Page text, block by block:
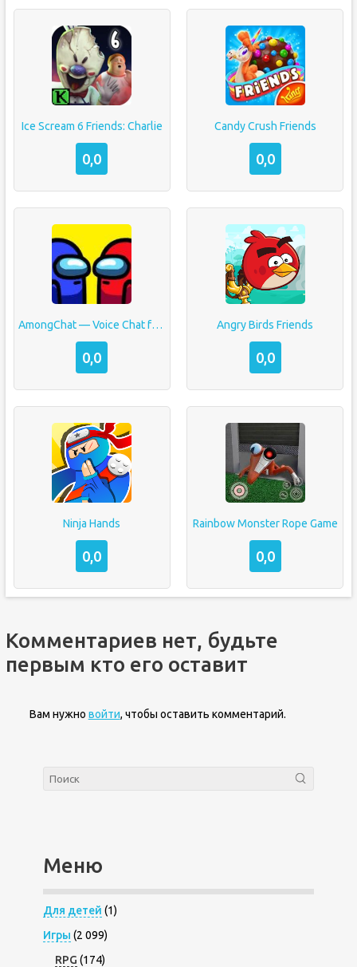
Ice Scream 6 Friends: Charlie
0,0
Candy Crush Friends
0,0
AmongChat — Voice Chat for Among Us Friends
0,0
Angry Birds Friends
0,0
Ninja Hands
0,0
Rainbow Monster Rope Game
0,0
Комментариев нет, будьте
первым кто его оставит
Вам нужно войти, чтобы оставить комментарий.
Меню
Для детей (1)
Игры (2 099)
RPG (174)